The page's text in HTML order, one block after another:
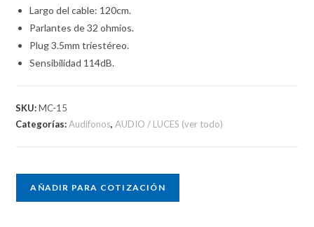
Largo del cable: 120cm.
Parlantes de 32 ohmios.
Plug 3.5mm triestéreo.
Sensibilidad 114dB.
SKU:MC-15
Categorías:Audífonos,AUDIO / LUCES (ver todo)
AÑADIR PARA COTIZACIÓN